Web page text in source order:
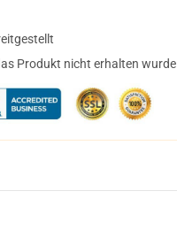
Produkt nicht erhalten wurde